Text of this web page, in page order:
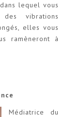
lequel vous
vibrations
elles vous
ramèneront à
Médiatrice du